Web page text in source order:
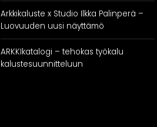
Arkkikaluste x Studio Ilkka Palinperä –
Luovuuden uusi näyttämö
ARKKIkatalogi – tehokas työkalu
kalustesuunnitteluun